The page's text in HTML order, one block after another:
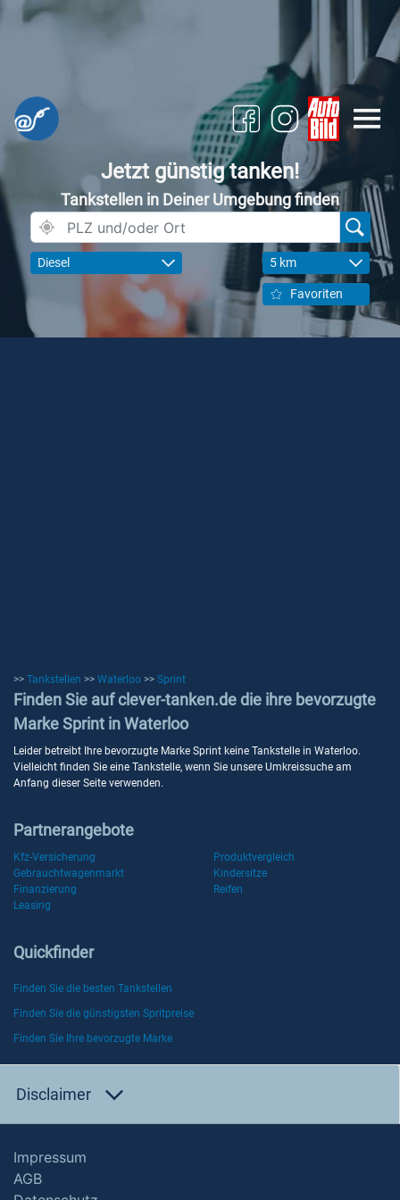
Jetzt günstig tanken!
Tankstellen in Deiner Umgebung finden
Diesel 5 km
Favoriten
>> Tankstellen >> Waterloo >> Sprint
Finden Sie auf clever-tanken.de die ihre bevorzugte
Marke Sprint in Waterloo
Leider betreibt Ihre bevorzugte Marke Sprint keine Tankstelle in Waterloo.
Vielleicht finden Sie eine Tankstelle, wenn Sie unsere Umkreissuche am
Anfang dieser Seite verwenden.
Partnerangebote
Kfz-Versicherung
Produktvergleich
Gebrauchtwagenmarkt
Kindersitze
Finanzierung
Reifen
Leasing
Quickfinder
Finden Sie die besten Tankstellen
Finden Sie die günstigsten Spritpreise
Finden Sie Ihre bevorzugte Marke
Disclaimer
Impressum
AGB